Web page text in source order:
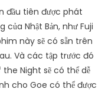
đầu tiên được phát
Nhật Bản, như Fuji
này sẽ có sẵn trên
Và các tập trước đó
Night sẽ có thể dễ
cho Goe có thể được